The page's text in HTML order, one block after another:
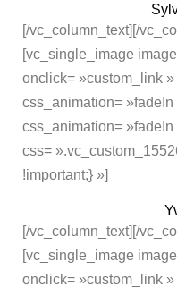
[/vc_column_text][/
[vc_single_image
onclick= »custom_link
css_animation=
css_animation= »fadeIn
css=
!important;} »]
[/vc_column_text][/
[vc_single_image
onclick= »custom_link